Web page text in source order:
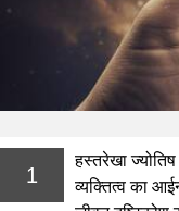
1
हस्तरेखा
व्यक्तित्व का